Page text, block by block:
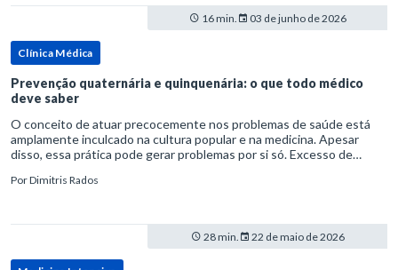
16 min. 03 de junho de 2026
Clínica Médica
Prevenção quaternária e quinquenária: o que todo médico
deve saber
O conceito de atuar precocemente nos problemas de saúde está
amplamente inculcado na cultura popular e na medicina. Apesar
disso, essa prática pode gerar problemas por si só. Excesso de
PorDimitris Rados
28 min. 22 de maio de 2026